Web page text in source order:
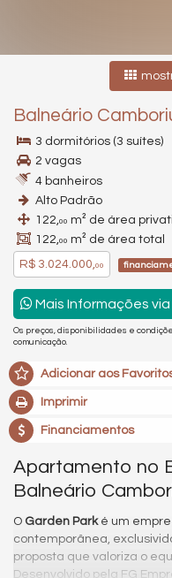
Balneário
3 dormitórios (3 suítes)
2 vagas
4 banheiros
Alto Padrão
122,00 m² de área
122,00 m² de área total
R$ 3.024.000,00
Mais Informações
Os preços, disponibilidades e
comunicação.
Adicionar aos
Imprimir
Financiamentos
Apartamento no
Balneário
O Garden Parké um
contemporânea,
proposta que valoriza o
Desenvolvido pela FG